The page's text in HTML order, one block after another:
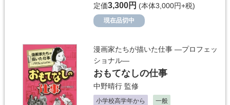
定価3,300円 (本体3,000円+税)
現在品切中
漫画家たちが描いた仕事 ―プロフェッ
ショナル―
おもてなしの仕事
中野晴行 監修
小学校高学年から 一般